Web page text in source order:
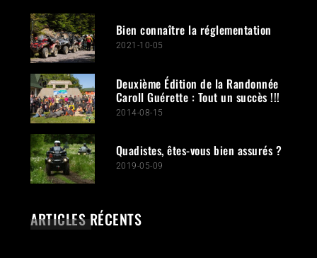
Bien connaître la réglementation
2021-10-05
Deuxième Édition de la Randonnée
Caroll Guérette : Tout un succès !!!
2014-08-15
Quadistes, êtes-vous bien assurés ?
2019-05-09
ARTICLES RÉCENTS